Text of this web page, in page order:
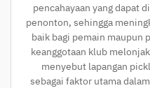
pencahayaan yang dapat
penonton, sehingga
baik bagi pemain maupun
keanggotaan klub
menyebut lapangan
sebagai faktor utama